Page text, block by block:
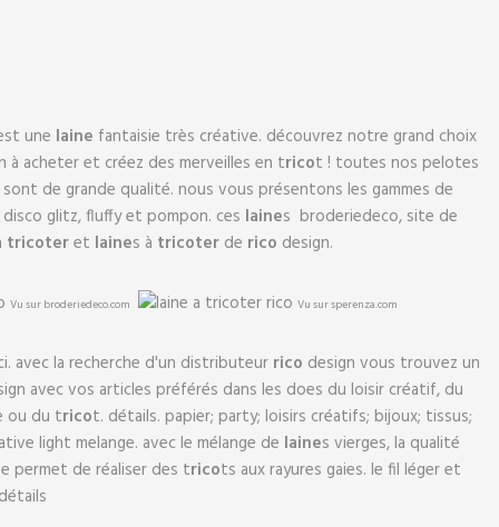
une laine fantaisie très créative. découvrez notre grand choix
à acheter et créez des merveilles en tricot ! toutes nos pelotes
de grande qualité. nous vous présentons les gammes de
glitz, fluffy et pompon. ces laines broderiedeco, site de
tricoteret laines à tricoter de rico design.
Vu sur broderiedeco.com Vu sur sperenza.com
avec la recherche d'un distributeur rico design vous trouvez un
avec vos articles préférés dans les does du loisir créatif, du
ou du tricot. détails. papier; party; loisirs créatifs; bijoux; tissus;
light melange. avec le mélange de laines vierges, la qualité
permet de réaliser des tricots aux rayures gaies. le fil léger et